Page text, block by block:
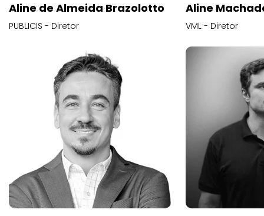
Aline de Almeida Brazolotto
PUBLICIS - Diretor
Aline
VML - Diretor